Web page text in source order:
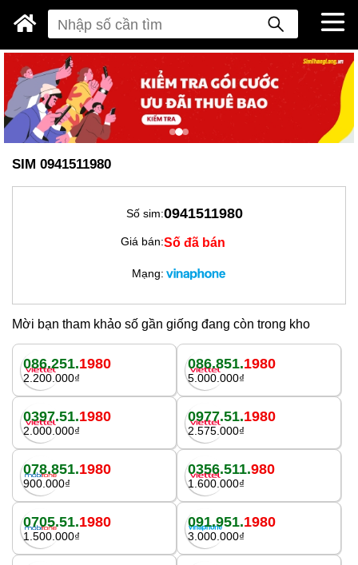
SIM 0941511980
Số sim:0941511980
Giá bán:Số đã bán
Mạng:
Mời bạn tham khảo số gần giống đang còn trong kho
086.251.1980
2.200.000₫
086.851.1980
5.000.000₫
0397.51.1980
2.000.000₫
0977.51.1980
2.575.000₫
078.851.1980
900.000₫
0356.511.980
1.600.000₫
0705.51.1980
1.500.000₫
091.951.1980
3.000.000₫